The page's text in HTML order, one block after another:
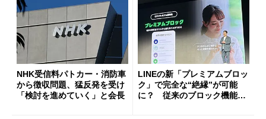
NHK受信料パトカー・消防車
から徴収問題、猛反発を受け
「検討を進めていく」と会長
LINEの新「プレミアムブロッ
ク」で完全な“絶縁”が可能
に？ 従来のブロック機能と